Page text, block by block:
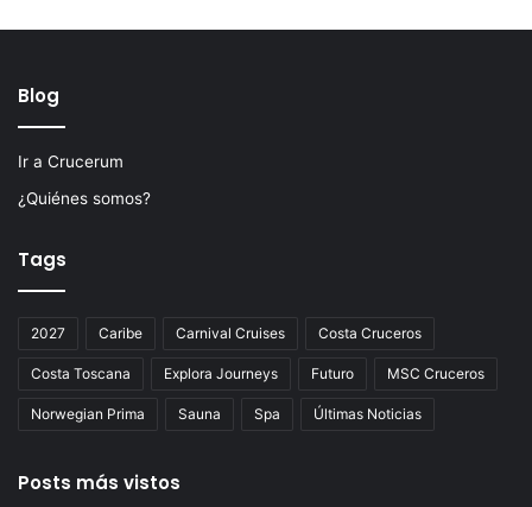
Blog
Ir a Crucerum
¿Quiénes somos?
Tags
2027 Caribe Carnival Cruises Costa Cruceros
Costa Toscana Explora Journeys Futuro MSC Cruceros
Norwegian Prima Sauna Spa Últimas Noticias
Posts más vistos